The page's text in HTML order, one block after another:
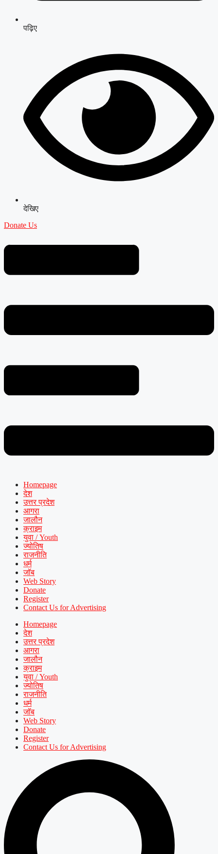
पढ़िए
देखिए
Donate Us
Homepage
देश
उत्तर प्रदेश
आगरा
जालौन
क्राइम
युवा / Youth
ज्योतिष
राजनीति
धर्म
जॉब
Web Story
Donate
Register
Contact Us for Advertising
Homepage
देश
उत्तर प्रदेश
आगरा
जालौन
क्राइम
युवा / Youth
ज्योतिष
राजनीति
धर्म
जॉब
Web Story
Donate
Register
Contact Us for Advertising